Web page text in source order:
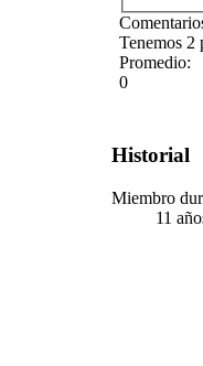
Tenemos 2
Promedio:
0
Historial
Miembro
11